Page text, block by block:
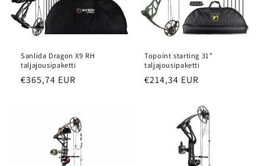
a
Sanlida Dragon X9 RH
taljajousipaketti
Normaalihinta
€365,74 EUR
Topoint starting 31"
taljajousipaketti
Normaalihinta
€214,34 EUR